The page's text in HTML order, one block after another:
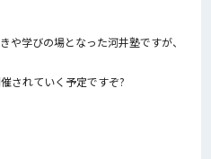
や学びの場となった河井塾ですが、
されていく予定ですぞ?